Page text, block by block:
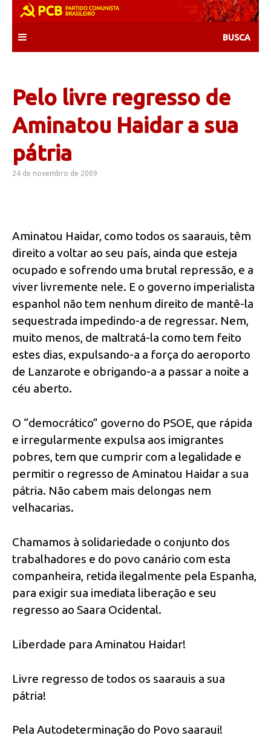
content
Pelo livre regresso de
Aminatou Haidar a sua
pátria
24 de novembro de 2009
Aminatou Haidar, como todos os saarauis, têm
direito a voltar ao seu país, ainda que esteja
ocupado e sofrendo uma brutal repressão, e a
viver livremente nele. E o governo imperialista
espanhol não tem nenhum direito de mantê-la
sequestrada impedindo-a de regressar. Nem,
muito menos, de maltratá-la como tem feito
estes dias, expulsando-a a força do aeroporto
de Lanzarote e obrigando-a a passar a noite a
céu aberto.
O “democrático” governo do PSOE, que rápida
e irregularmente expulsa aos imigrantes
pobres, tem que cumprir com a legalidade e
permitir o regresso de Aminatou Haidar a sua
pátria. Não cabem mais delongas nem
velhacarias.
Chamamos à solidariedade o conjunto dos
trabalhadores e do povo canário com esta
companheira, retida ilegalmente pela Espanha,
para exigir sua imediata liberação e seu
regresso ao Saara Ocidental.
Liberdade para Aminatou Haidar!
Livre regresso de todos os saarauis a sua
pátria!
Pela Autodeterminação do Povo saaraui!